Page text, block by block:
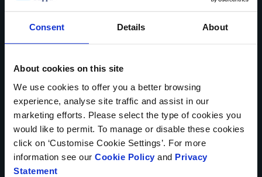
Consent Details About
About cookies on this site
We use cookies to offer you a better browsing
experience, analyse site traffic and assist in our
marketing efforts. Please select the type of cookies you
would like to permit. To manage or disable these cookies
click on ‘Customise Cookie Settings’. For more
information see our Cookie Policy and Privacy
Statement
Załączniki